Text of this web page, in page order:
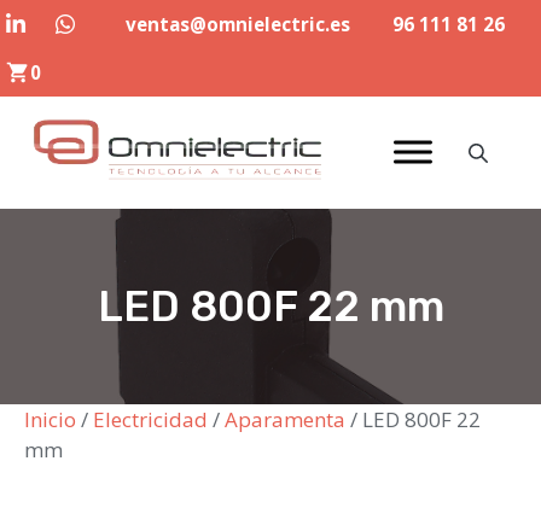
Saltar
contenido
ventas@omnielectric.es
96 111 81 26
0
LED 800F 22 mm
Inicio / Electricidad /Aparamenta / LED 800F 22
mm